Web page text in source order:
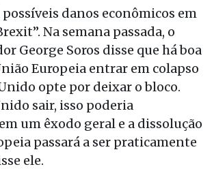
danos econômicos em
Na semana passada, o
George Soros disse que há boa
Europeia entrar em colapso
opte por deixar o bloco.
sair, isso poderia
um êxodo geral e a dissolução
passará a ser praticamente
ele.